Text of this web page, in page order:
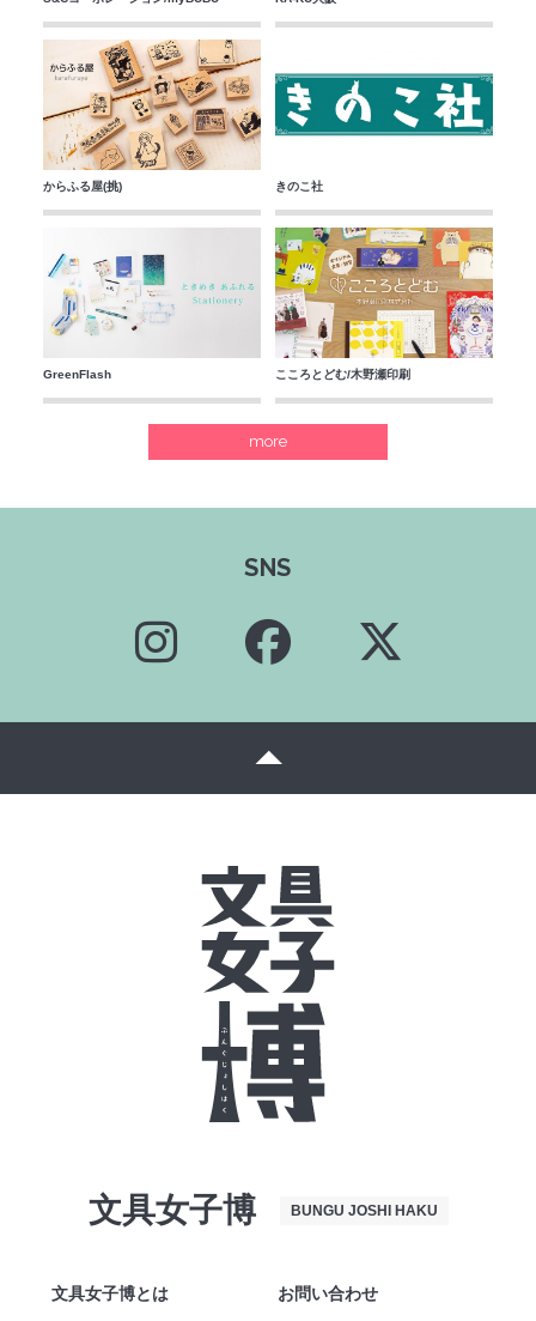
からふる屋(挑) きのこ社
GreenFlash こころとどむ/木野瀬印刷
more
SNS
文具女子博 BUNGU JOSHI HAKU
文具女子博とは お問い合わせ